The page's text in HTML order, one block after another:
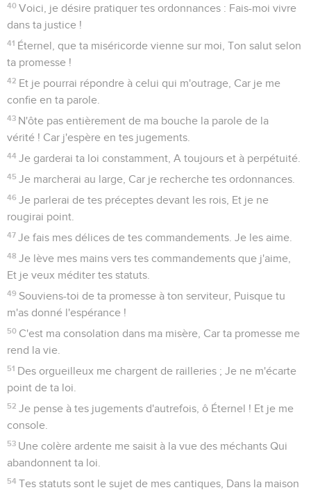
40 Voici, je désire pratiquer tes ordonnances : Fais-moi vivre
dans ta justice !
41 Éternel, que ta miséricorde vienne sur moi, Ton salut selon
ta promesse !
42 Et je pourrai répondre à celui qui m'outrage, Car je me
confie en ta parole.
43 N'ôte pas entièrement de ma bouche la parole de la
vérité ! Car j'espère en tes jugements.
44 Je garderai ta loi constamment, A toujours et à perpétuité.
45 Je marcherai au large, Car je recherche tes ordonnances.
46 Je parlerai de tes préceptes devant les rois, Et je ne
rougirai point.
47 Je fais mes délices de tes commandements. Je les aime.
48 Je lève mes mains vers tes commandements que j'aime,
Et je veux méditer tes statuts.
49 Souviens-toi de ta promesse à ton serviteur, Puisque tu
m'as donné l'espérance !
50 C'est ma consolation dans ma misère, Car ta promesse me
rend la vie.
51 Des orgueilleux me chargent de railleries ; Je ne m'écarte
point de ta loi.
52 Je pense à tes jugements d'autrefois, ô Éternel ! Et je me
console.
53 Une colère ardente me saisit à la vue des méchants Qui
abandonnent ta loi.
54 Tes statuts sont le sujet de mes cantiques, Dans la maison